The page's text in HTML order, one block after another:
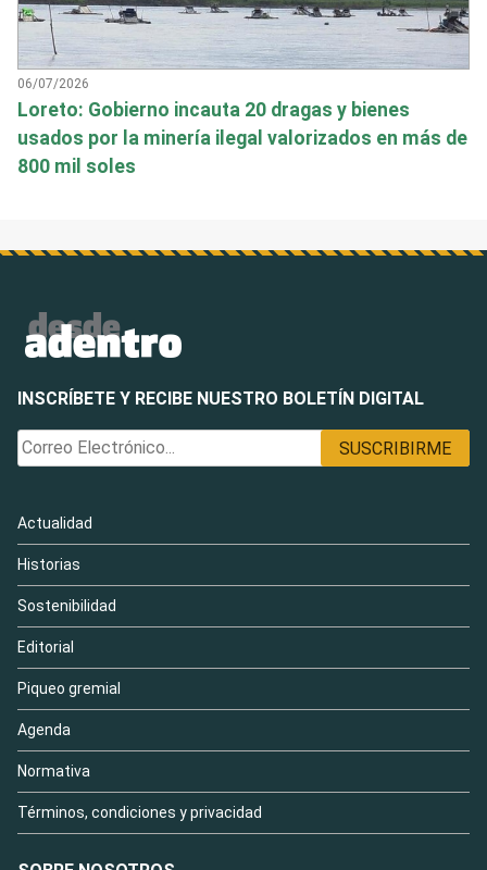
06/07/2026
Loreto: Gobierno incauta 20 dragas y bienes
usados por la minería ilegal valorizados en más de
800 mil soles
INSCRÍBETE Y RECIBE NUESTRO BOLETÍN DIGITAL
Actualidad
Historias
Sostenibilidad
Editorial
Piqueo gremial
Agenda
Normativa
Términos, condiciones y privacidad